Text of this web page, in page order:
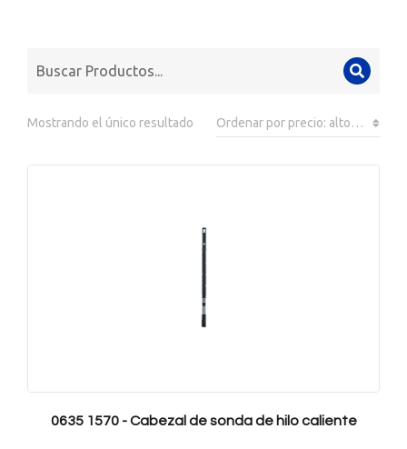
Mostrando el único resultado
0635 1570 - Cabezal de sonda de hilo caliente